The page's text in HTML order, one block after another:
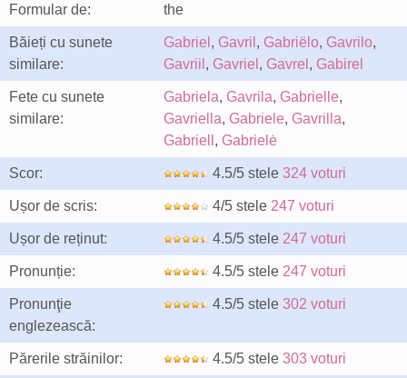
Formular de: the
Băieți cu sunete
similare:
Gabriel , Gavril , Gabriëlo, Gavrilo,
Gavriil , Gavriel , Gavrel , Gabirel
Fete cu sunete
similare:
Gabriela, Gavrila, Gabrielle,
Gavriella, Gabriele, Gavrilla,
Gabriell , Gabrielė
Scor: 4.5/5 stele 324 voturi
Ușor de scris: 4/5 stele 247 voturi
Ușor de reținut: 4.5/5 stele 247 voturi
Pronunție: 4.5/5 stele 247 voturi
Pronunţie
englezească:
4.5/5 stele 302 voturi
Părerile străinilor: 4.5/5 stele 303 voturi